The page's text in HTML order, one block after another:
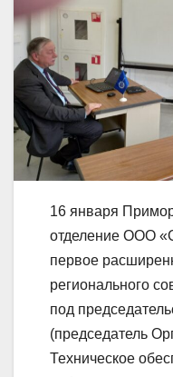
16 января
отделение ООО
первое
регионального
под
(председатель
Техническое